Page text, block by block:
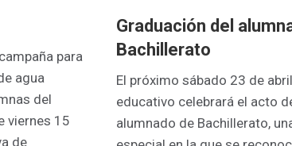
para
agua
del
viernes 15
de
Graduación del
Bachillerato
El próximo sábado 23 de
educativo celebrará el acto
alumnado de Bachillerato,